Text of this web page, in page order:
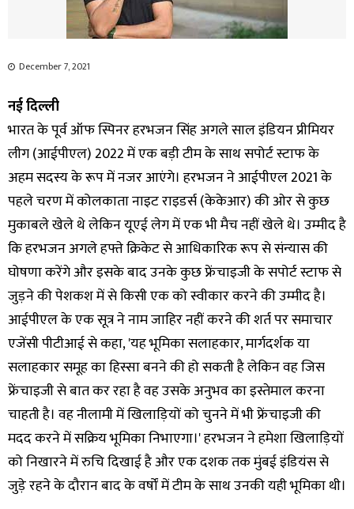
December 7, 2021
नई दिल्ली
भारत के पूर्व ऑफ स्पिनर हरभजन सिंह अगले साल इंडियन प्रीमियर
लीग (आईपीएल) 2022 में एक बड़ी टीम के साथ सपोर्ट स्टाफ के
अहम सदस्य के रूप में नजर आएंगे। हरभजन ने आईपीएल 2021 के
पहले चरण में कोलकाता नाइट राइडर्स (केकेआर) की ओर से कुछ
मुकाबले खेले थे लेकिन यूएई लेग में एक भी मैच नहीं खेले थे। उम्मीद है
कि हरभजन अगले हफ्ते क्रिकेट से आधिकारिक रूप से संन्यास की
घोषणा करेंगे और इसके बाद उनके कुछ फ्रेंचाइजी के सपोर्ट स्टाफ से
जुड़ने की पेशकश में से किसी एक को स्वीकार करने की उम्मीद है।
आईपीएल के एक सूत्र ने नाम जाहिर नहीं करने की शर्त पर समाचार
एजेंसी पीटीआई से कहा, 'यह भूमिका सलाहकार, मार्गदर्शक या
सलाहकार समूह का हिस्सा बनने की हो सकती है लेकिन वह जिस
फ्रेंचाइजी से बात कर रहा है वह उसके अनुभव का इस्तेमाल करना
चाहती है। वह नीलामी में खिलाड़ियों को चुनने में भी फ्रेंचाइजी की
मदद करने में सक्रिय भूमिका निभाएगा।' हरभजन ने हमेशा खिलाड़ियों
को निखारने में रुचि दिखाई है और एक दशक तक मुंबई इंडियंस से
जुड़े रहने के दौरान बाद के वर्षों में टीम के साथ उनकी यही भूमिका थी।